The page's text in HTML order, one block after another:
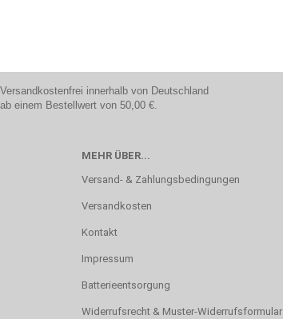
Versandkostenfrei innerhalb von Deutschland
ab einem Bestellwert von 50,00 €.
MEHR ÜBER...
Versand- & Zahlungsbedingungen
Versandkosten
Kontakt
Impressum
Batterieentsorgung
Widerrufsrecht & Muster-Widerrufsformular